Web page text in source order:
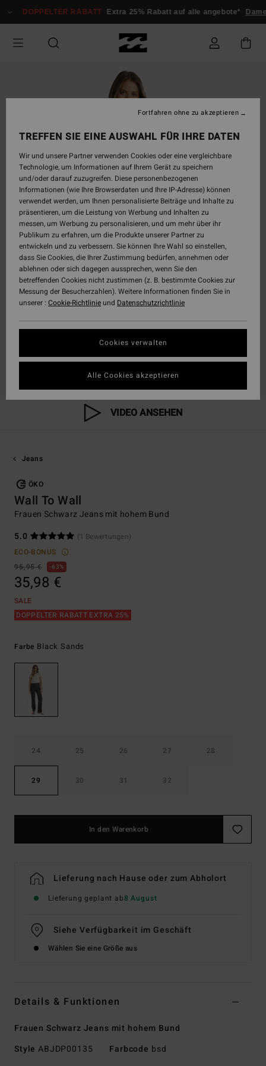
zur
springen
DOPPELTER RABATT Extra 25% Rabatt auf alle angebote* Damen
VIDEO ANSEHEN
Jeans
ÖKO
Wall To Wall
Frauen Schwarz Jeans mit hohem Bund
5.0
(1 Bewertungen)
ECO-BONUS
95,95 €
63%
35,98 €
SALE
DOPPELTER RABATT EXTRA 25%
Farbe Black Sands
24 25 26 27 28
29 30 31 32
In den Warenkorb
Lieferung nach Hause oder zum Abholort
Lieferung geplant ab8 August
Siehe Verfügbarkeit im Geschäft
Wählen Sie eine Größe aus
Details & Funktionen
Frauen Schwarz Jeans mit hohem Bund
Style ABJDP00135 Farbcode bsd
TREFFEN SIE EINE AUSWAHL FÜR IHRE DATEN
Wir und unsere Partner verwenden Cookies oder eine vergleichbare
Technologie, um Informationen auf Ihrem Gerät zu speichern
und/oder darauf zuzugreifen. Diese personenbezogenen
Informationen (wie Ihre Browserdaten und Ihre IP-Adresse) können
verwendet werden, um Ihnen personalisierte Beiträge und Inhalte zu
präsentieren, um die Leistung von Werbung und Inhalten zu
messen, um Werbung zu personalisieren, und um mehr über ihr
Publikum zu erfahren, um die Produkte unserer Partner zu
entwickeln und zu verbessern. Sie können Ihre Wahl so einstellen,
dass Sie Cookies, die Ihrer Zustimmung bedürfen, annehmen oder
ablehnen oder sich dagegen aussprechen, wenn Sie den
betreffenden Cookies nicht zustimmen (z. B. bestimmte Cookies zur
Messung der Besucherzahlen). Weitere Informationen finden Sie in
unserer : Cookie-Richtlinieund Datenschutzrichtlinie
Cookies verwalten
Fortfahren ohne zu akzeptieren
Alle Cookies akzeptieren